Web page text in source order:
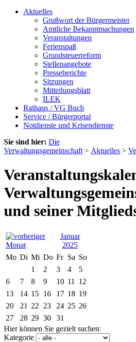
Aktuelles
Grußwort der Bürgermeister
Amtliche Bekanntmachungen
Veranstaltungen
Ferienspaß
Grundsteuerreform
Stellenangebote
Presseberichte
Sitzungen
Mitteilungsblatt
ILEK
Rathaus / VG Buch
Service / Bürgerportal
Notdienste und Krisendienste
Sie sind hier: Die
Verwaltungsgemeinschaft > Aktuelles >
und seiner
Januar
2025
Mo Di Mi Do Fr Sa So
1
2 3 4
5
6
7 8 9 10 11
12
13
14 15 16 17 18 19
20
21 22 23 24 25 26
27
28 29 30
31
Hier können Sie gezielt suchen:
Kategorie